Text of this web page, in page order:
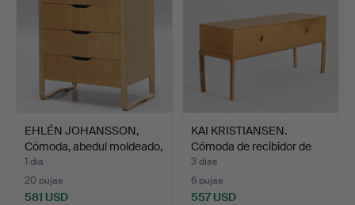
EHLÉN JOHANSSON,
Cómoda, abedul moldeado,
…
1 día
20 pujas
581 USD
KAI KRISTIANSEN.
Cómoda de recibidor de
ro…
3 días
6 pujas
557 USD